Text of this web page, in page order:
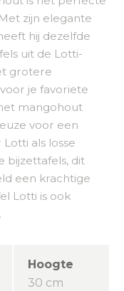
zijn elegante
hij dezelfde
uit de Lotti-
grotere
je favoriete
mangohout
voor een
als losse
bijzettafels, dit
een krachtige
Lotti is ook
Hoogte
30 cm